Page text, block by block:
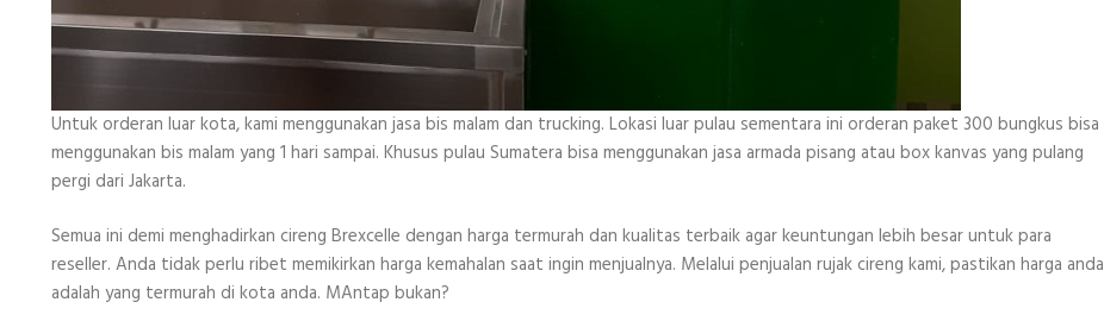
Untuk orderan luar kota, kami menggunakan jasa bis malam dan trucking. Lokasi luar pulau sementara ini orderan paket 300 bungkus bisa
menggunakan bis malam yang 1 hari sampai. Khusus pulau Sumatera bisa menggunakan jasa armada pisang atau box kanvas yang pulang
pergi dari Jakarta.
Semua ini demi menghadirkan cireng Brexcelle dengan harga termurah dan kualitas terbaik agar keuntungan lebih besar untuk para
reseller. Anda tidak perlu ribet memikirkan harga kemahalan saat ingin menjualnya. Melalui penjualan rujak cireng kami, pastikan harga anda
adalah yang termurah di kota anda. MAntap bukan?